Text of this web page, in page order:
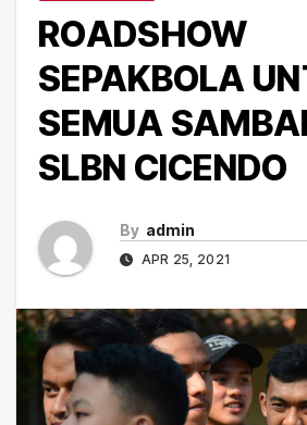
ROADSHOW
SEPAKBOLA
SEMUA
SLBN CICENDO
By admin
APR 25, 2021